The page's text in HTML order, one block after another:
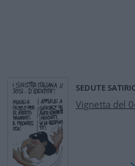
SEDUTE
Vignetta del